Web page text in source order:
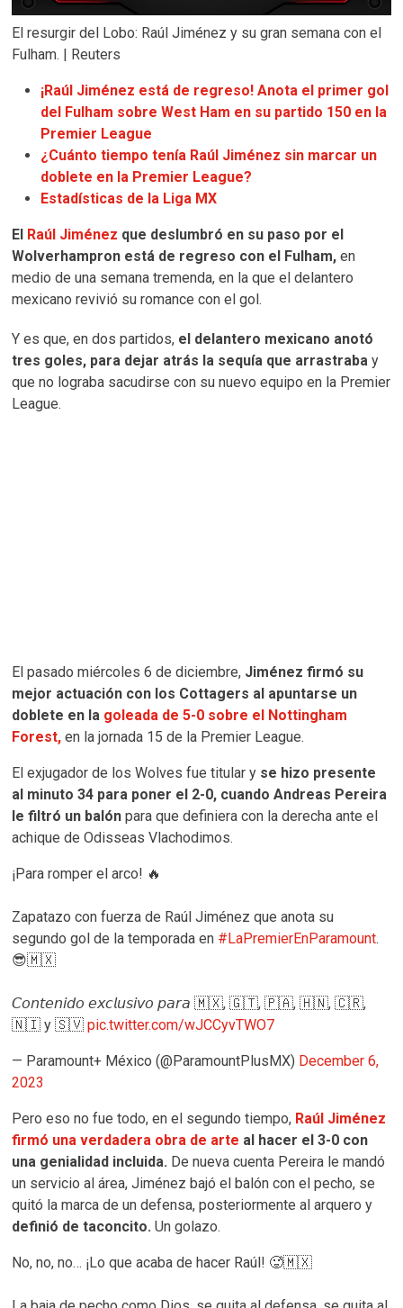
El resurgir del Lobo: Raúl Jiménez y su gran semana con el
Fulham. | Reuters
¡Raúl Jiménez está de regreso! Anota el primer gol
del Fulham sobre West Ham en su partido 150 en la
Premier League
¿Cuánto tiempo tenía Raúl Jiménez sin marcar un
doblete en la Premier League?
Estadísticas de la Liga MX
El Raúl Jiménez que deslumbró en su paso por el
Wolverhampron está de regreso con el Fulham, en
medio de una semana tremenda, en la que el delantero
mexicano revivió su romance con el gol.
Y es que, en dos partidos, el delantero mexicano anotó
tres goles, para dejar atrás la sequía que arrastraba y
que no lograba sacudirse con su nuevo equipo en la Premier
League.
El pasado miércoles 6 de diciembre, Jiménez firmó su
mejor actuación con los Cottagers al apuntarse un
doblete en la goleada de 5-0 sobre el Nottingham
Forest, en la jornada 15 de la Premier League.
El exjugador de los Wolves fue titular y se hizo presente
al minuto 34 para poner el 2-0, cuando Andreas Pereira
le filtró un balón para que definiera con la derecha ante el
achique de Odisseas Vlachodimos.
¡Para romper el arco! 🔥
Zapatazo con fuerza de Raúl Jiménez que anota su
segundo gol de la temporada en #LaPremierEnParamount.
😎🇲🇽
𝘊𝘰𝘯𝘵𝘦𝘯𝘪𝘥𝘰 𝘦𝘹𝘤𝘭𝘶𝘴𝘪𝘷𝘰 𝘱𝘢𝘳𝘢 🇲🇽, 🇬🇹, 🇵🇦, 🇭🇳, 🇨🇷,
🇳🇮 y 🇸🇻pic.twitter.com/wJCCyvTWO7
— Paramount+ México (@ParamountPlusMX) December 6,
2023
Pero eso no fue todo, en el segundo tiempo, Raúl Jiménez
firmó una verdadera obra de arte al hacer el 3-0 con
una genialidad incluida. De nueva cuenta Pereira le mandó
un servicio al área, Jiménez bajó el balón con el pecho, se
quitó la marca de un defensa, posteriormente al arquero y
definió de taconcito. Un golazo.
No, no, no… ¡Lo que acaba de hacer Raúl! 🥵🇲🇽